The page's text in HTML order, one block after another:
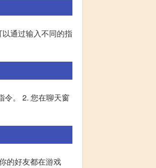
通过输入不同的指
令。 2. 您在聊天窗
的好友都在游戏